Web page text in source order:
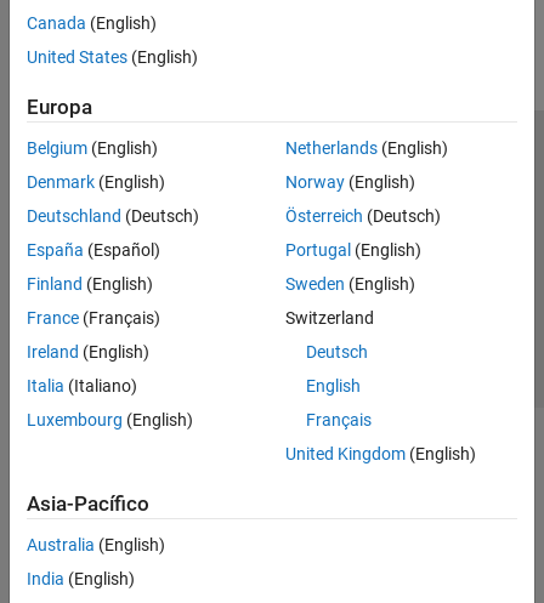
Canada (English)
United States (English)
Europa
Belgium (English)
Denmark (English)
Deutschland (Deutsch)
España (Español)
Finland (English)
France (Français)
Ireland (English)
Italia (Italiano)
Luxembourg (English)
Netherlands(English)
Norway(English)
Österreich (Deutsch)
Portugal (English)
Sweden (English)
Switzerland
Deutsch
English
Français
United Kingdom(English)
Asia-Pacífico
Australia (English)
India (English)
Centro de confianza
Marcas comerciales
Política de privacidad
Antipiratería
Estado de las aplicaciones
Información de contacto
© 1994-2026 The MathWorks, Inc.
Seleccione un país/